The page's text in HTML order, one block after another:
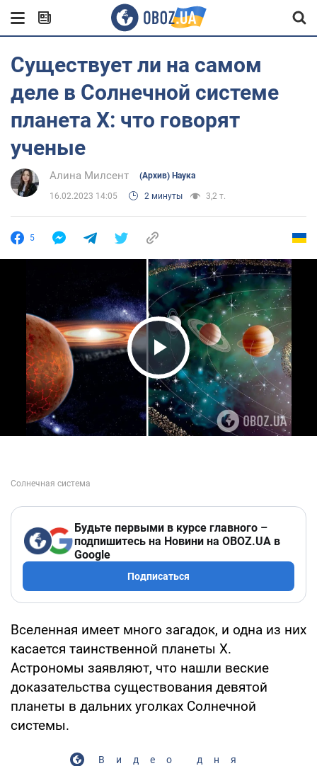
Существует ли на самом
деле в Солнечной системе
планета Х: что говорят
ученые
Алина Милсент (Архив) Наука
16.02.2023 14:05 2 минуты 3,2 т.
5
Play Video
Будьте первыми в курсе главного –
подпишитесь на Новини на OBOZ.UA в
Google
Подписаться
Вселенная имеет много загадок, и одна из них
касается таинственной планеты Х.
Астрономы заявляют, что нашли веские
доказательства существования девятой
планеты в дальних уголках Солнечной
системы.
Видео дня